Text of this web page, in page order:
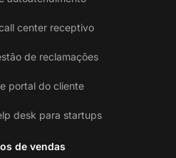
center receptivo
de reclamações
portal do cliente
desk para startups
de vendas